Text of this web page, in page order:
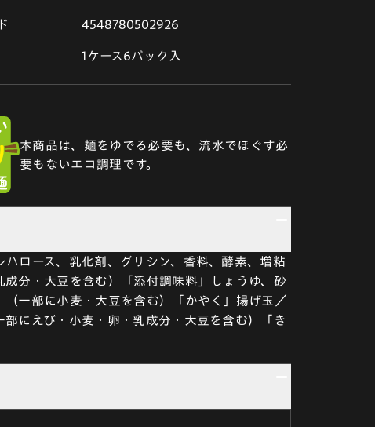
4548780502926
1ケース6パック入
本商品は、麺をゆでる必要も、流水でほぐす必
要もないエコ調理です。
ロース、乳化剤、グリシン、香料、酵素、増粘
分・大豆を含む）「添付調味料」しょうゆ、砂
一部に小麦・大豆を含む）「かやく」揚げ玉／
にえび・小麦・卵・乳成分・大豆を含む）「き